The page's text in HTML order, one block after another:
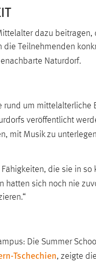
dazu beitragen,
Teilnehmenden
Naturdorf.
um
veröffentlicht
mit Musik zu
die sie in so
hatten sich noch nie
Die Summer
Tschechien, zeigte